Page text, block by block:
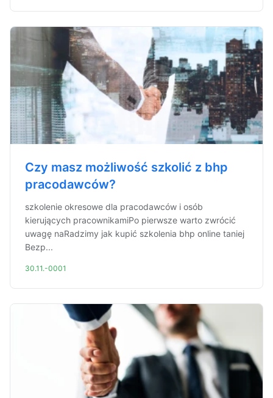
Czy masz możliwość szkolić z bhp
pracodawców?
szkolenie okresowe dla pracodawców i osób
kierujących pracownikamiPo pierwsze warto zwrócić
uwagę naRadzimy jak kupić szkolenia bhp online taniej
Bezp...
30.11.-0001